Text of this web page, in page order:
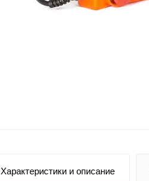
Банковское оборудование
Корпусная мебель
Характеристики и описание